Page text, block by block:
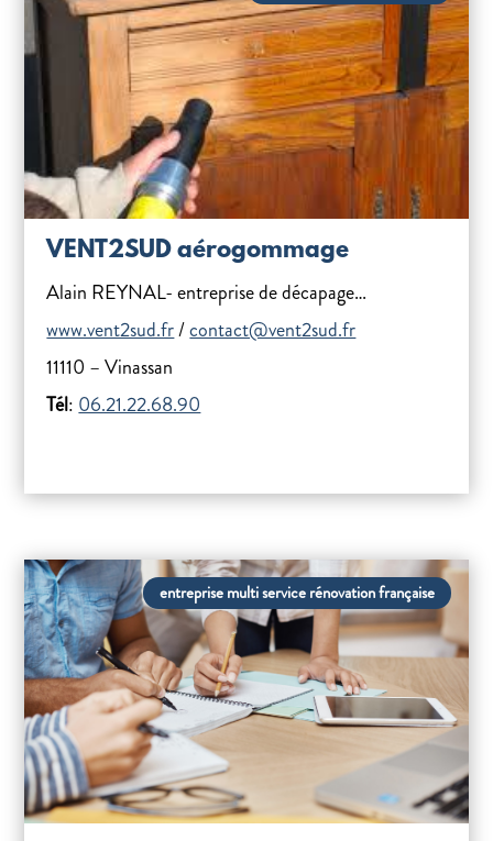
VENT2SUD aérogommage
Alain REYNAL- entreprise de décapage…
www.vent2sud.fr/contact@vent2sud.fr
11110 – Vinassan
Tél: 06.21.22.68.90
entreprise multi service rénovation française